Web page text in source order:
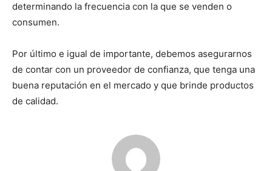
determinando la frecuencia con la que se venden o
consumen.
Por último e igual de importante, debemos asegurarnos
de contar con un proveedor de confianza, que tenga una
buena reputación en el mercado y que brinde productos
de calidad.